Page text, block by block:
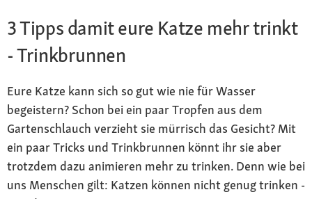
3 Tipps damit eure Katze mehr trinkt
- Trinkbrunnen
Eure Katze kann sich so gut wie nie für Wasser
begeistern? Schon bei ein paar Tropfen aus dem
Gartenschlauch verzieht sie mürrisch das Gesicht? Mit
ein paar Tricks und Trinkbrunnen könnt ihr sie aber
trotzdem dazu animieren mehr zu trinken. Denn wie bei
uns Menschen gilt: Katzen können nicht genug trinken -